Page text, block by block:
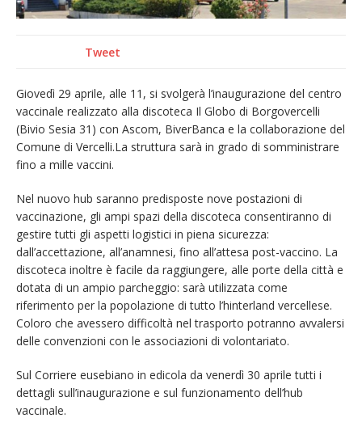
Dieci anni fa l’ingresso a Vercelli
Tweet
Giovedì 29 aprile, alle 11, si svolgerà l’inaugurazione del centro
vaccinale realizzato alla discoteca Il Globo di Borgovercelli
(Bivio Sesia 31) con Ascom, BiverBanca e la collaborazione del
Comune di Vercelli.La struttura sarà in grado di somministrare
fino a mille vaccini.
Nel nuovo hub saranno predisposte nove postazioni di
vaccinazione, gli ampi spazi della discoteca consentiranno di
gestire tutti gli aspetti logistici in piena sicurezza:
dall’accettazione, all’anamnesi, fino all’attesa post-vaccino. La
discoteca inoltre è facile da raggiungere, alle porte della città e
dotata di un ampio parcheggio: sarà utilizzata come
riferimento per la popolazione di tutto l’hinterland vercellese.
Coloro che avessero difficoltà nel trasporto potranno avvalersi
delle convenzioni con le associazioni di volontariato.
Sul Corriere eusebiano in edicola da venerdì 30 aprile tutti i
dettagli sull’inaugurazione e sul funzionamento dell’hub
vaccinale.